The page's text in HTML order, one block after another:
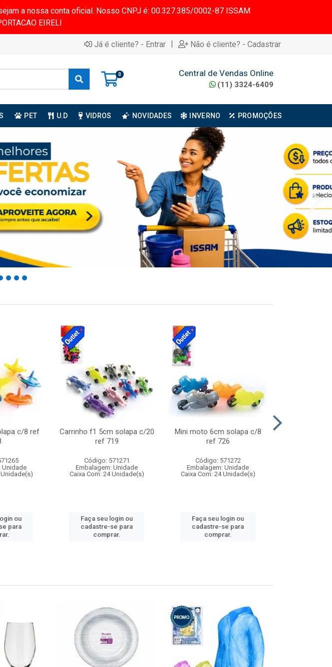
a nossa conta oficial. Nosso CNPJ é: 00.327.385/0002-87 ISSAM
EIRELI
Já é cliente? - Entrar | Não é cliente? - Cadastrar
0 Central de Vendas Online
(11) 3324-6409
PET U.D VIDROS NOVIDADES INVERNO PROMOÇÕES
c/8 ref
Unidade
Unidade(s)
ou
para
Carrinho f1 5cm solapa c/20
ref 719
Código: 571271
Embalagem: Unidade
Caixa Com: 24 Unidade(s)
Faça seu login ou
cadastre-se para
comprar.
Mini moto 6cm solapa c/8
ref 726
Código: 571272
Embalagem: Unidade
Caixa Com: 24 Unidade(s)
Faça seu login ou
cadastre-se para
comprar.